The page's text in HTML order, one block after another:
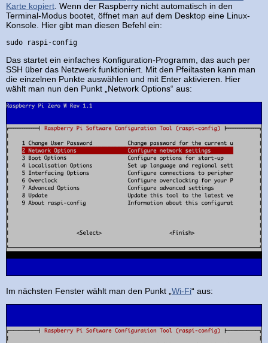
Karte kopiert . Wenn der Raspberry nicht automatisch in den
Terminal-Modus bootet, öffnet man auf dem Desktop eine Linux-
Konsole. Hier gibt man diesen Befehl ein:
sudo raspi-config
Das startet ein einfaches Konfiguration-Programm, das auch per
SSH über das Netzwerk funktioniert. Mit den Pfeiltasten kann man
die einzelnen Punkte auswählen und mit Enter aktivieren. Hier
wählt man nun den Punkt „Network Options“ aus:
Im nächsten Fenster wählt man den Punkt „Wi-Fi“ aus: